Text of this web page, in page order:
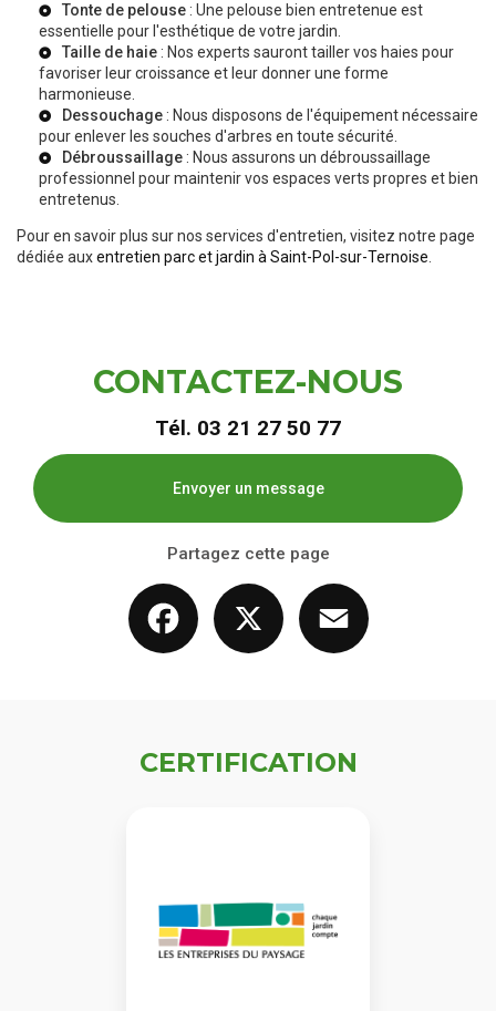
Tonte de pelouse : Une pelouse bien entretenue est
essentielle pour l'esthétique de votre jardin.
Taille de haie : Nos experts sauront tailler vos haies pour
favoriser leur croissance et leur donner une forme
harmonieuse.
Dessouchage : Nous disposons de l'équipement nécessaire
pour enlever les souches d'arbres en toute sécurité.
Débroussaillage : Nous assurons un débroussaillage
professionnel pour maintenir vos espaces verts propres et bien
entretenus.
Pour en savoir plus sur nos services d'entretien, visitez notre page
dédiée auxentretien parc et jardin à Saint-Pol-sur-Ternoise
CONTACTEZ-NOUS
Tél. 03 21 27 50 77
Envoyer un message
Partagez cette page
Facebook
CERTIFICATION